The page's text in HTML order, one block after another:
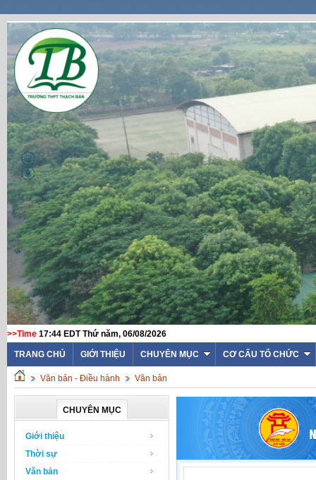
>>Time 17:44 EDT Thứ năm, 06/08/2026
TRANG CHỦ GIỚI THIỆU CHUYÊN MỤC CƠ CẤU TỔ CHỨC
Văn bản - Điều hành Văn bản
CHUYÊN MỤC
Giới thiệu
Thời sự
Văn bản